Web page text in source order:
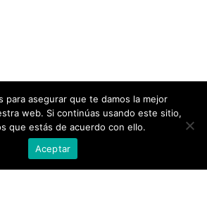
para asegurar que te damos la mejor
web. Si continúas usando este sitio,
que estás de acuerdo con ello.
Aceptar